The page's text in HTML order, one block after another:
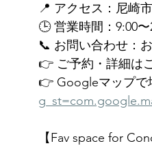
📍 アクセス：尼崎
🕒 営業時間：9:00
📞 お問い合わせ：
👉 ご予約・詳細は
👉 Googleマップで
【Fav space for